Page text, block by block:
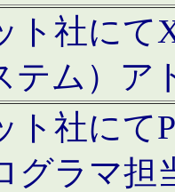
ト社にて
テム）ア
ト社にて
グラマ担